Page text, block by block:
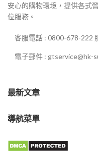
安心的購物環境，提供各式
位服務。
客服電話 : 0800-678-222
電子郵件 : gtservice@hk-
最新文章
導航菜單